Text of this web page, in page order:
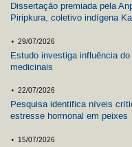
Dissertação premiada pela
Piripkura, coletivo indígena
. 29/07/2026
Estudo investiga influência
medicinais
. 22/07/2026
Pesquisa identifica níveis
estresse hormonal em peixes
. 15/07/2026